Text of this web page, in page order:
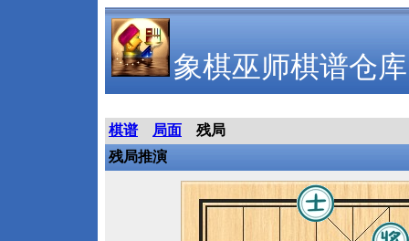
象棋巫师棋谱仓库
棋谱 局面
残局
残局推演